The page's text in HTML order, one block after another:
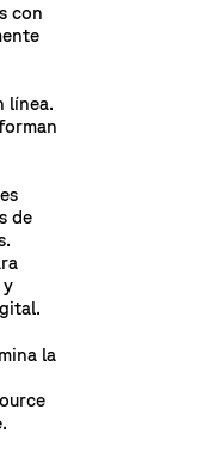
con
línea.
de
y
la